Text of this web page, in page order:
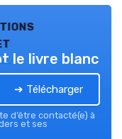
le livre blanc
➔ Télécharger
d’être contacté(e) à
et ses